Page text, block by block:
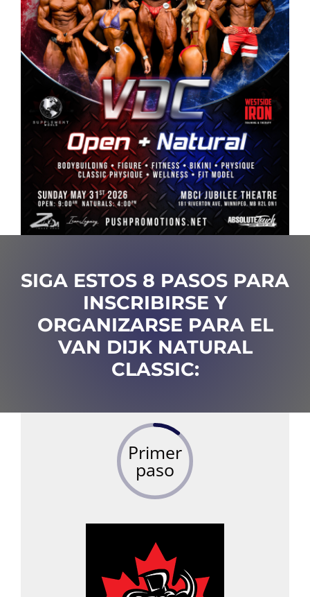
SIGA ESTOS 8 PASOS PARA
INSCRIBIRSE Y
ORGANIZARSE PARA EL
VAN DIJK NATURAL
CLASSIC:
Primer
paso